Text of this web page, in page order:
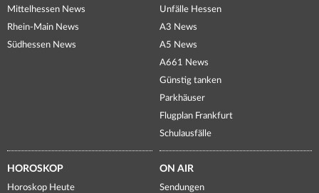
Mittelhessen News
Rhein-Main News
Südhessen News
Unfälle Hessen
A3 News
A5 News
A661 News
Günstig tanken
Parkhäuser
Flugplan Frankfurt
Schulausfälle
HOROSKOP
Horoskop Heute
ON AIR
Sendungen